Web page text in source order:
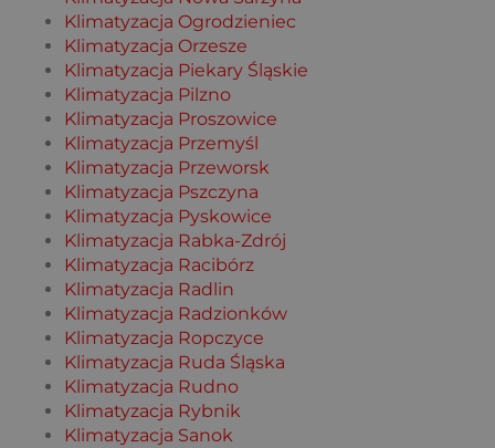
Klimatyzacja Ogrodzieniec
Klimatyzacja Orzesze
Klimatyzacja Piekary Śląskie
Klimatyzacja Pilzno
Klimatyzacja Proszowice
Klimatyzacja Przemyśl
Klimatyzacja Przeworsk
Klimatyzacja Pszczyna
Klimatyzacja Pyskowice
Klimatyzacja Rabka-Zdrój
Klimatyzacja Racibórz
Klimatyzacja Radlin
Klimatyzacja Radzionków
Klimatyzacja Ropczyce
Klimatyzacja Ruda Śląska
Klimatyzacja Rudno
Klimatyzacja Rybnik
Klimatyzacja Sanok